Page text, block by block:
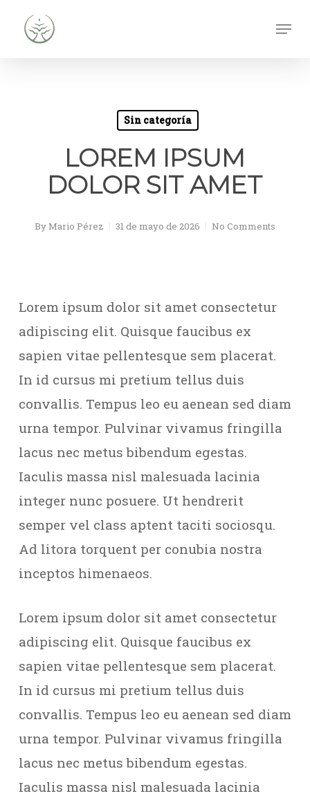
Sin categoría
LOREM IPSUM
DOLOR SIT AMET
By Mario Pérez 31 de mayo de 2026 No Comments
Lorem ipsum dolor sit amet consectetur
adipiscing elit. Quisque faucibus ex
sapien vitae pellentesque sem placerat.
In id cursus mi pretium tellus duis
convallis. Tempus leo eu aenean sed diam
urna tempor. Pulvinar vivamus fringilla
lacus nec metus bibendum egestas.
Iaculis massa nisl malesuada lacinia
integer nunc posuere. Ut hendrerit
semper vel class aptent taciti sociosqu.
Ad litora torquent per conubia nostra
inceptos himenaeos.
Lorem ipsum dolor sit amet consectetur
adipiscing elit. Quisque faucibus ex
sapien vitae pellentesque sem placerat.
In id cursus mi pretium tellus duis
convallis. Tempus leo eu aenean sed diam
urna tempor. Pulvinar vivamus fringilla
lacus nec metus bibendum egestas.
Iaculis massa nisl malesuada lacinia